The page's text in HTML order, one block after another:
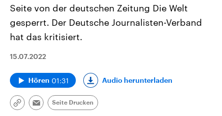
Seite von der deutschen Zeitung Die Welt
gesperrt. Der Deutsche Journalisten-Verband
hat das kritisiert.
15.07.2022
Hören 01:31 Audio herunterladen
Link
Email
Seite Drucken